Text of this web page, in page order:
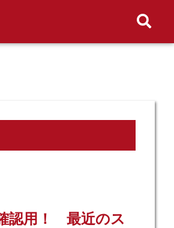
検索窓
認用！ 最近のス